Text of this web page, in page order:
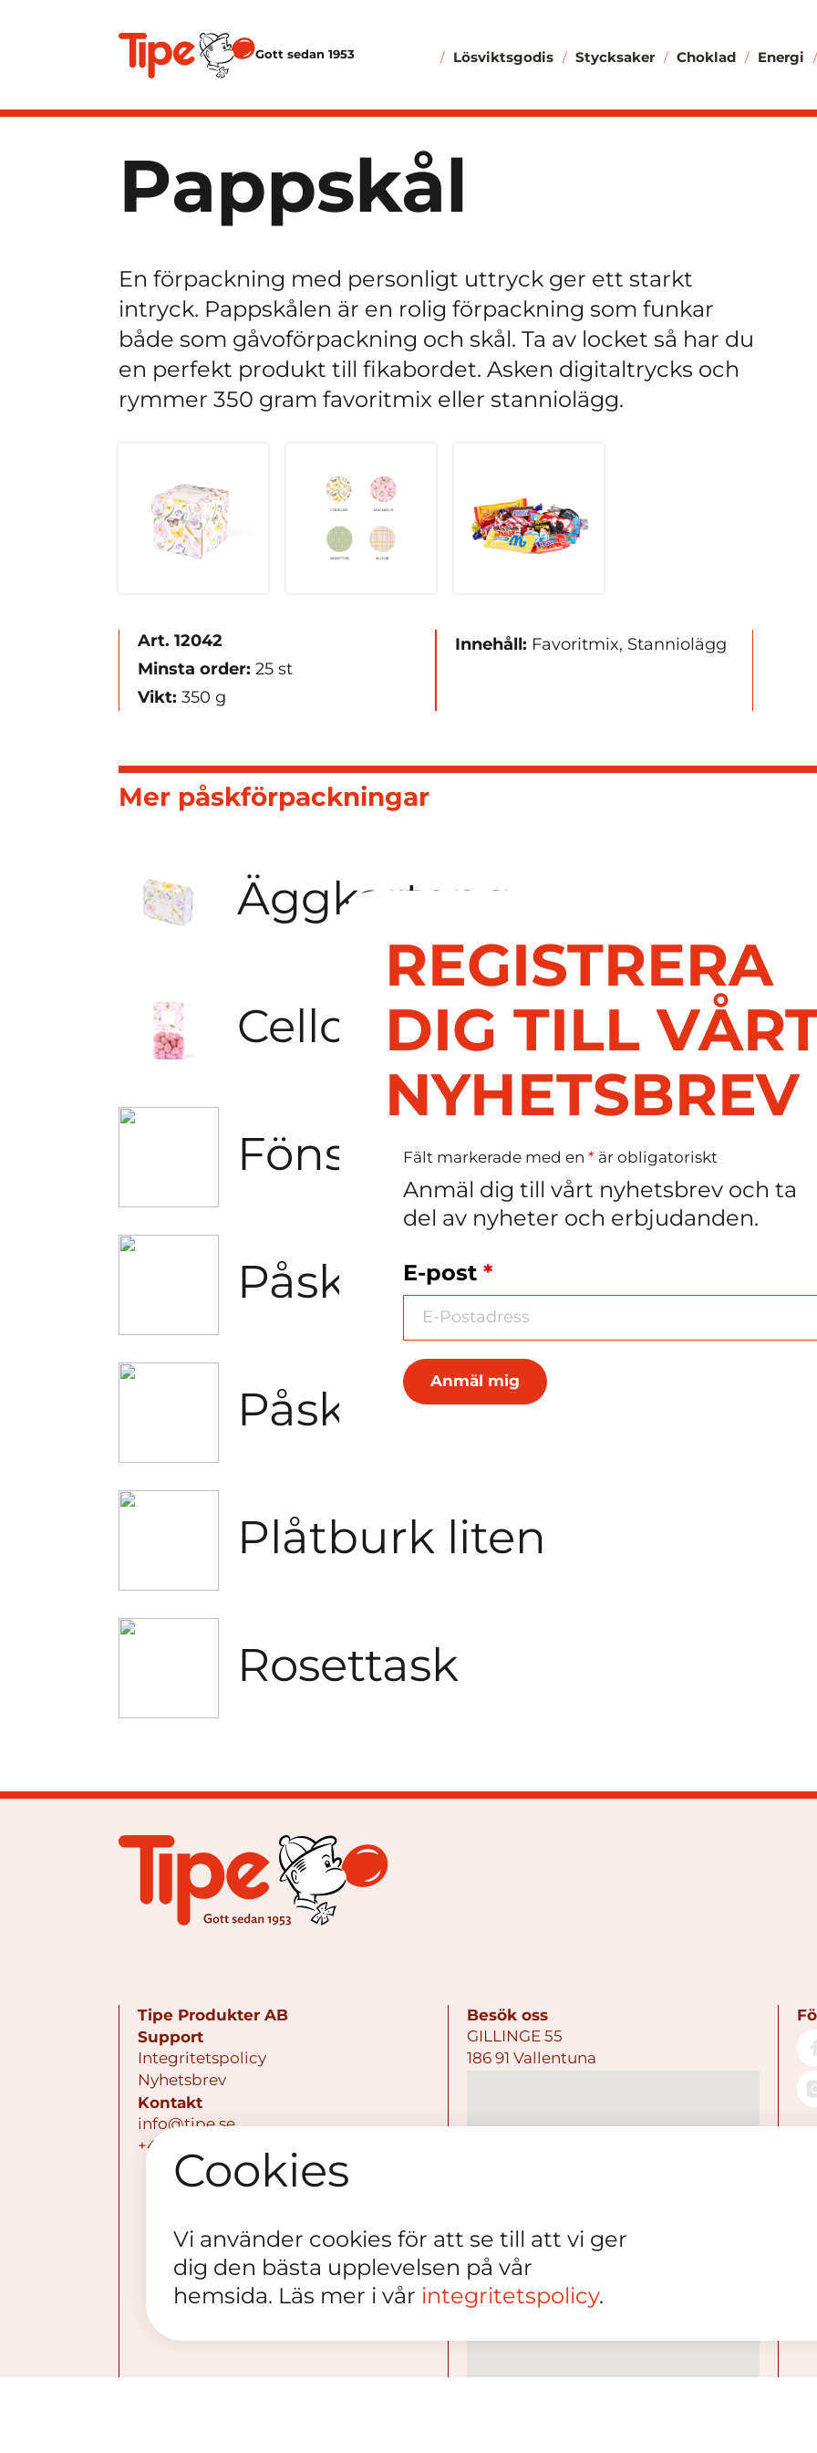
Gott sedan 1953 Lösviktsgodis Stycksaker Choklad Energi
Pappskål
En förpackning med personligt uttryck ger ett starkt
intryck. Pappskålen är en rolig förpackning som funkar
både som gåvoförpackning och skål. Ta av locket så har du
en perfekt produkt till fikabordet. Asken digitaltrycks och
rymmer 350 gram favoritmix eller stanniolägg.
Art. 12042
Minsta order: 25 st
Vikt: 350 g
Innehåll: Favoritmix, Stanniolägg
Mer påskförpackningar
Äggkartong
Cellofanpåse
Fönsterask
Påskask
Påskstrut
Plåtburk liten
Rosettask
Tipe Produkter AB
Support
Integritetspolicy
Nyhetsbrev
Kontakt
info@tipe.se
+468 - 795 80 11
Besök oss
GILLINGE 55
186 91 Vallentuna
REGISTRERA
DIG TILL
NYHETSBREV
Fält markerade med en * är obligatoriskt
Anmäl dig till vårt nyhetsbrev och ta
del av nyheter och erbjudanden.
E-post*
Cookies
Vi använder cookies för att se till att vi ger
dig den bästa upplevelsen på vår
hemsida. Läs mer i vår integritetspolicy.